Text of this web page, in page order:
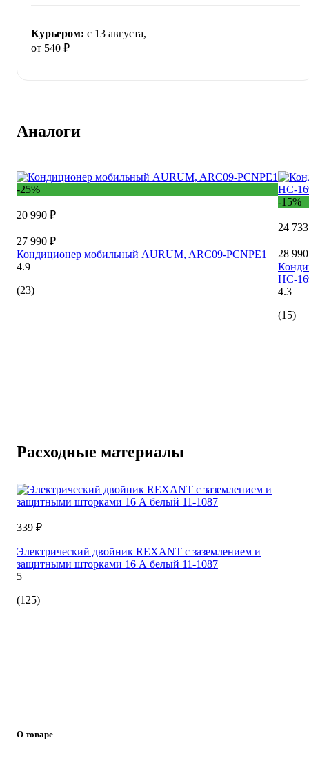
Курьером: c 13 августа,
от 540 ₽
Аналоги
-25%
20 990 ₽
27 990 ₽
Кондиционер мобильный AURUM, ARC09-PCNPE1
4.9
(23)
-15%
24
28
НС-
4.3
(15)
Расходные материалы
339 ₽
Электрический двойник REXANT с заземлением и
защитными шторками 16 А белый 11-1087
5
(125)
О товаре